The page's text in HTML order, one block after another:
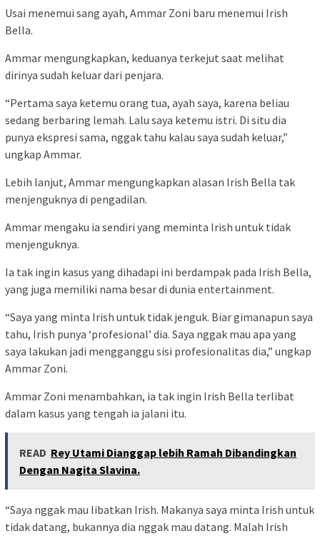
Usai menemui sang ayah, Ammar Zoni baru menemui Irish
Bella.
Ammar mengungkapkan, keduanya terkejut saat melihat
dirinya sudah keluar dari penjara.
“Pertama saya ketemu orang tua, ayah saya, karena beliau
sedang berbaring lemah. Lalu saya ketemu istri. Di situ dia
punya ekspresi sama, nggak tahu kalau saya sudah keluar,”
ungkap Ammar.
Lebih lanjut, Ammar mengungkapkan alasan Irish Bella tak
menjenguknya di pengadilan.
Ammar mengaku ia sendiri yang meminta Irish untuk tidak
menjenguknya.
Ia tak ingin kasus yang dihadapi ini berdampak pada Irish Bella,
yang juga memiliki nama besar di dunia entertainment.
“Saya yang minta Irish untuk tidak jenguk. Biar gimanapun saya
tahu, Irish punya ‘profesional’ dia. Saya nggak mau apa yang
saya lakukan jadi mengganggu sisi profesionalitas dia,” ungkap
Ammar Zoni.
Ammar Zoni menambahkan, ia tak ingin Irish Bella terlibat
dalam kasus yang tengah ia jalani itu.
READ Rey Utami Dianggap lebih Ramah Dibandingkan
Dengan Nagita Slavina.
“Saya nggak mau libatkan Irish. Makanya saya minta Irish untuk
tidak datang, bukannya dia nggak mau datang. Malah Irish